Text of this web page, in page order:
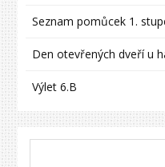
Seznam pomůcek 1.
Den otevřených dveří u
Výlet 6.B